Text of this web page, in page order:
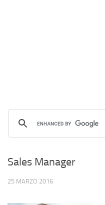
Sales Manager
25 MARZO 2016